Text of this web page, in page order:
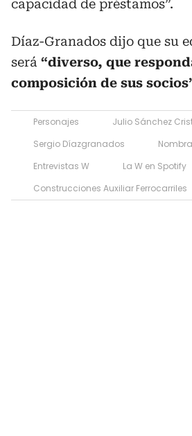
capacidad de préstamos”.
Díaz-Granados dijo que su
será “diverso, que
composición de sus
Personajes
Julio Sánchez
Sergio Díazgranados
Entrevistas W
La W en Spotify
Construcciones Auxiliar Ferrocarriles